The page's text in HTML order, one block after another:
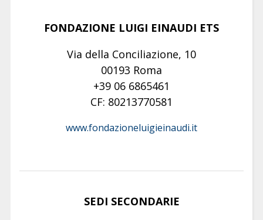
FONDAZIONE LUIGI EINAUDI ETS
Via della Conciliazione, 10
00193 Roma
+39 06 6865461
CF: 80213770581
www.fondazioneluigieinaudi.it
SEDI SECONDARIE